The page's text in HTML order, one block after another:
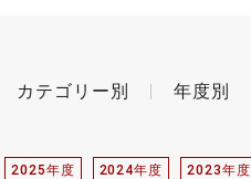
カテゴリー別 年度別
2025年度 2024年度 2023年度